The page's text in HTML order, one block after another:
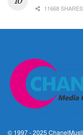
11668 SHARES
© 1997 - 2025